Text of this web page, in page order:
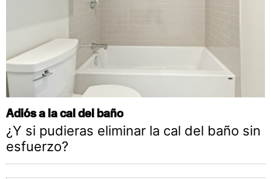
Adiós a la cal del baño
¿Y si pudieras eliminar la cal del baño sin
esfuerzo?